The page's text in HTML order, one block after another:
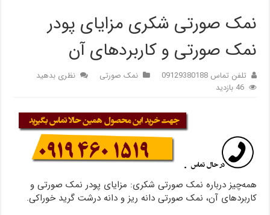
نمک صورتی شکری مزایای پودر
نمک صورتی و کاربردهای آن
تلفن تماس 09129380188 نمک صورتی
نظری بدهید
46 بازدید
همه‌چیز درباره نمک صورتی شکری: مزایای پودر نمک صورتی و
کاربردهای آن، نمک صورتی دانه ریز و دانه درشت گرید خوراکی.